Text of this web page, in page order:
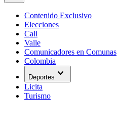
Contenido Exclusivo
Elecciones
Cali
Valle
Comunicadores en Comunas
Colombia
Deportes expand_more
Licita
Turismo